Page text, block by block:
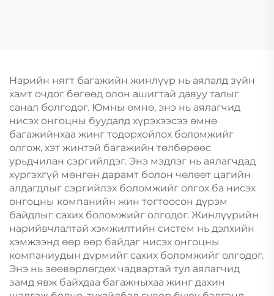
Нарийн нягт багажийн жинлүүр нь аялалд зүйн
хамт очдог бөгөөд олон ашигтай давуу талыг
санал болгодог. Юмны өмнө, энэ нь аялагчид
нисэх онгоцны буудалд хүрэхээсээ өмнө
багажийнхаа жинг тодорхойлох боломжийг
олгож, хэт жинтэй багажийн төлбөрөөс
урьдчилан сэргийлдэг. Энэ мэдлэг нь аялагчдад
хүргэхгүй мөнгөн дарамт болон чөлөөт цагийн
алдагдлыг сэргийлэх боломжийг олгох ба нисэх
онгоцны компанийн жин тогтоосон дүрэм
байдлыг сахих боломжийг олгодог. Жинлүүрийн
нарийвчлалтай хэмжилтийн систем нь дэлхийн
хэмжээнд өөр өөр байдаг нисэх онгоцны
компаниудын дүрмийг сахих боломжийг олгодог.
Энэ нь зөөвөрлөгдөх чадвартай тул аялагчид
замд явж байхдаа багажныхаа жинг дахин